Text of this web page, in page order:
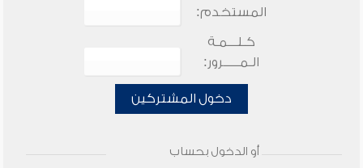
المستخدم:
كـلـــمـة
الـمـــــرور:
دخول المشتركين
أو الدخول بحساب